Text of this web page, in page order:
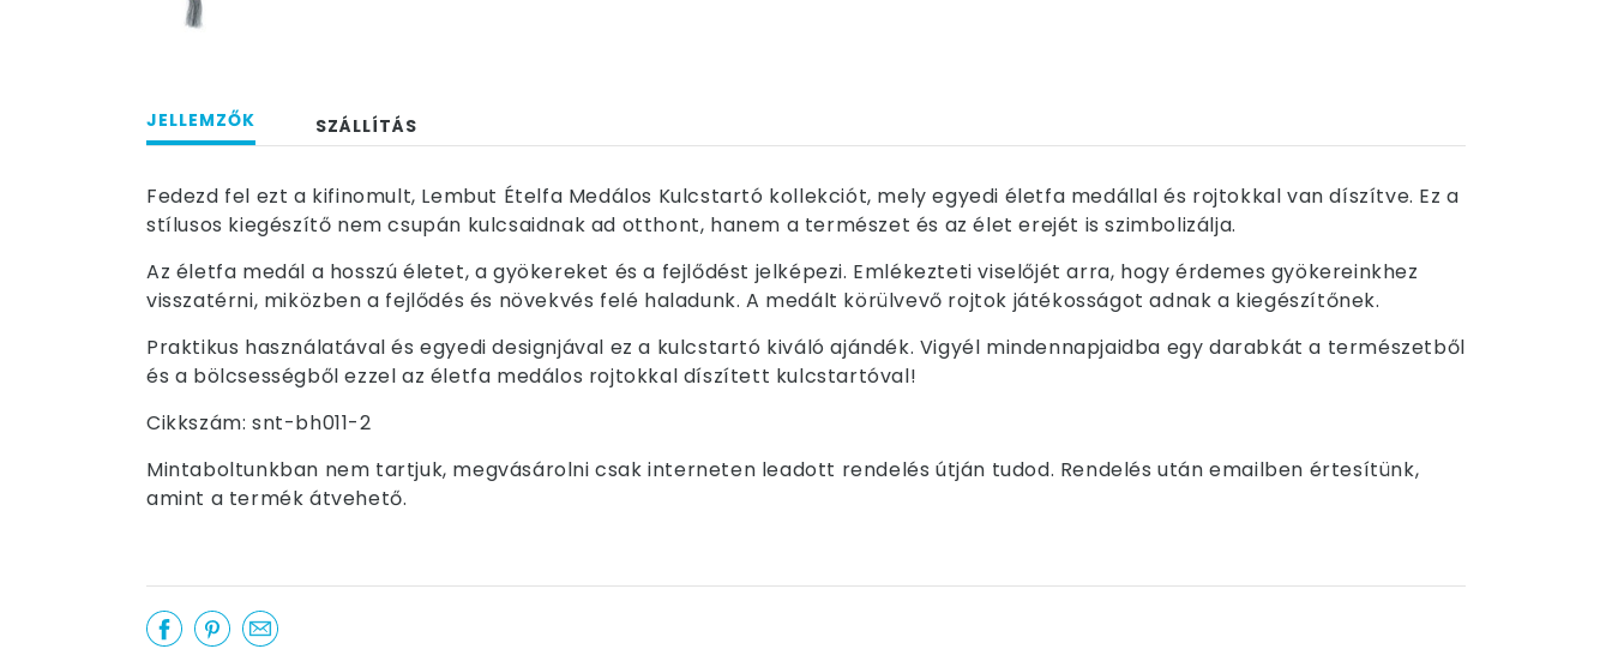
JELLEMZŐK SZÁLLÍTÁS
Fedezd fel ezt a kifinomult, Lembut Ételfa Medálos Kulcstartó kollekciót, mely egyedi életfa medállal és rojtokkal van díszítve. Ez a
stílusos kiegészítő nem csupán kulcsaidnak ad otthont, hanem a természet és az élet erejét is szimbolizálja.
Az életfa medál a hosszú életet, a gyökereket és a fejlődést jelképezi. Emlékezteti viselőjét arra, hogy érdemes gyökereinkhez
visszatérni, miközben a fejlődés és növekvés felé haladunk. A medált körülvevő rojtok játékosságot adnak a kiegészítőnek.
Praktikus használatával és egyedi designjával ez a kulcstartó kiváló ajándék. Vigyél mindennapjaidba egy darabkát a természetből
és a bölcsességből ezzel az életfa medálos rojtokkal díszített kulcstartóval!
Cikkszám: snt-bh011-2
Mintaboltunkban nem tartjuk, megvásárolni csak interneten leadott rendelés útján tudod. Rendelés után emailben értesítünk,
amint a termék átvehető.